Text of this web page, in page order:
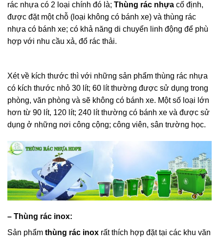
rác nhựa có 2 loại chính đó là; Thùng rác nhựa cố định,
được đặt một chỗ (loại không có bánh xe) và thùng rác
nhựa có bánh xe; có khả năng di chuyển linh động để phù
hợp với nhu cầu xả, đổ rác thải.
Xét về kích thước thì với những sản phẩm thùng rác nhựa
có kích thước nhỏ 30 lít; 60 lít thường được sử dụng trong
phòng, văn phòng và sẽ không có bánh xe. Một số loại lớn
hơn từ 90 lít, 120 lít; 240 lít thường có bánh xe và được sử
dụng ở những nơi công cộng; công viên, sân trường học.
– Thùng rác inox:
Sản phẩm thùng rác inox rất thích hợp đặt tại các khu văn